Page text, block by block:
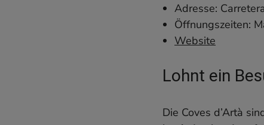
Adresse:
Öffnungszeiten:
Website
Lohnt ein
Die Coves d’Artà